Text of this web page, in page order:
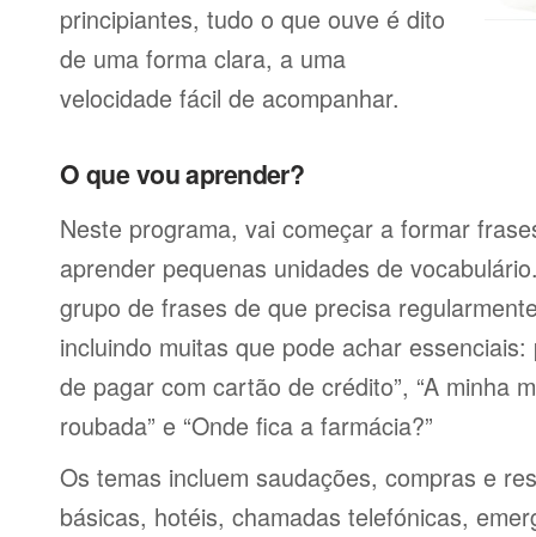
principiantes, tudo o que ouve é dito
de uma forma clara, a uma
velocidade fácil de acompanhar.
O que vou aprender?
Neste programa, vai começar a formar
aprender pequenas unidades de
grupo de frases de que precisa
incluindo muitas que pode achar essenciais:
de pagar com cartão de crédito”, “A minha
roubada” e “Onde fica a farmácia?”
Os temas incluem saudações, compras e
básicas, hotéis, chamadas telefónicas,